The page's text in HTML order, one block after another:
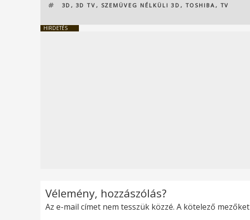
CÍMKÉK
3D , 3D TV , SZEMÜVEG NÉLKÜLI 3D , TOSHIBA , TV
HIRDETÉS
Vélemény, hozzászólás?
Az e-mail címet nem tesszük közzé. A kötelező mezőket